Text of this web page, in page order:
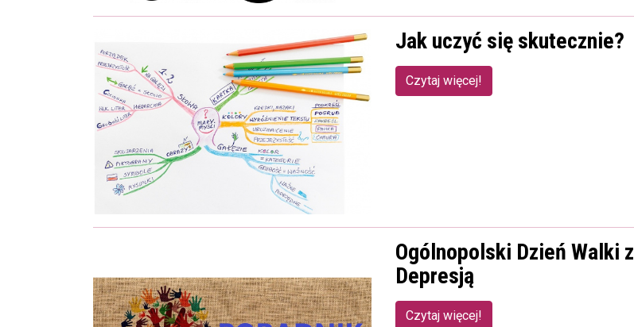
Jak uczyć się skutecznie?
Czytaj więcej!
Ogólnopolski Dzień Walki z
Depresją
Czytaj więcej!